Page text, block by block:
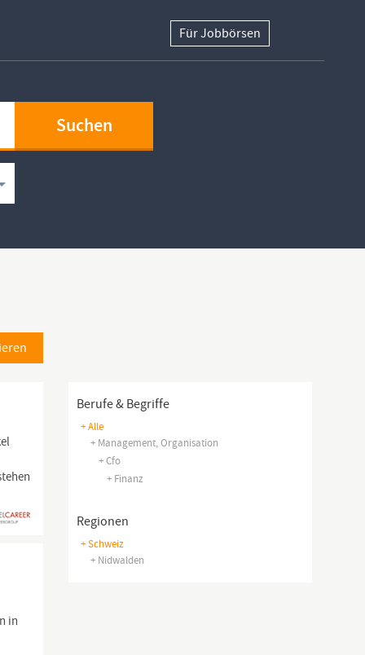
Für Jobbörsen
Berufe & Begriffe
+ Alle
+ Management, Organisation
+ Cfo
+ Finanz
Regionen
+ Schweiz
+ Nidwalden
in